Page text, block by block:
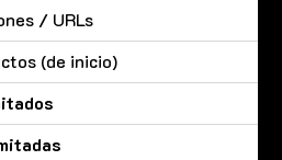
/ URLs
(de inicio)